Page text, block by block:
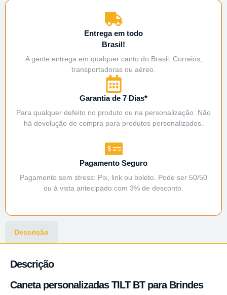
Entrega em todo
Brasil!
A gente entrega em qualquer canto do Brasil: Correios,
transportadoras ou aéreo.
Garantia de 7 Dias*
Para qualquer defeito no produto ou na personalização. Não
há devolução de compra para produtos personalizados.
Pagamento Seguro
Pagamento sem stress: Pix, link ou boleto. Pode ser 50/50
ou à vista antecipado com 3% de desconto.
Descrição
Descrição
Caneta personalizadas TILT BT para Brindes